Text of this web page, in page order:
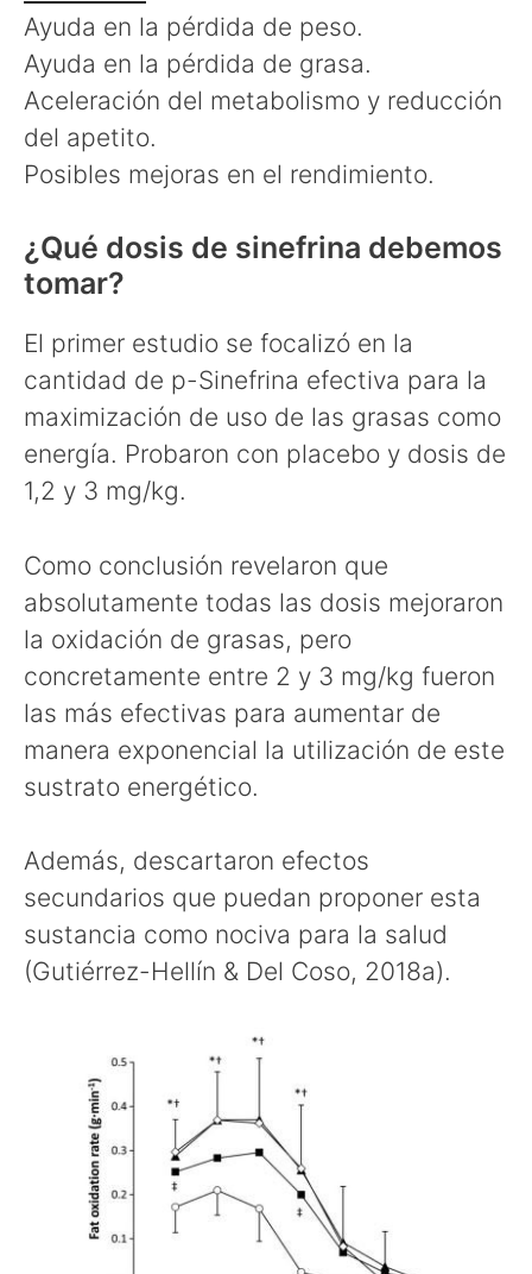
Ayuda en la pérdida de peso.
Ayuda en la pérdida de grasa.
Aceleración del metabolismo y reducción
del apetito.
Posibles mejoras en el rendimiento.
¿Qué dosis de sinefrina debemos
tomar?
El primer estudio se focalizó en la
cantidad de p-Sinefrina efectiva para la
maximización de uso de las grasas como
energía. Probaron con placebo y dosis de
1,2 y 3 mg/kg.
Como conclusión revelaron que
absolutamente todas las dosis mejoraron
la oxidación de grasas, pero
concretamente entre 2 y 3 mg/kg fueron
las más efectivas para aumentar de
manera exponencial la utilización de este
sustrato energético.
Además, descartaron efectos
secundarios que puedan proponer esta
sustancia como nociva para la salud
(Gutiérrez-Hellín & Del Coso, 2018a).